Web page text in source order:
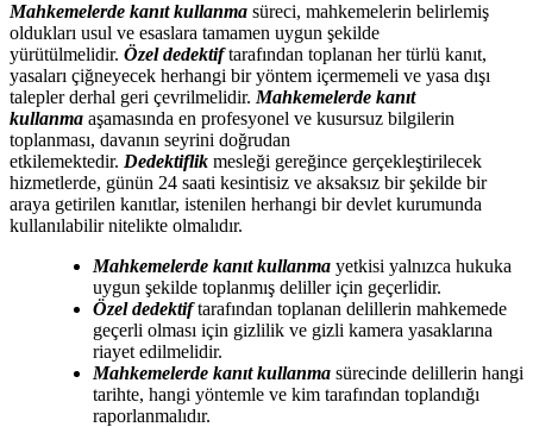
Mahkemelerde kanıt kullanma süreci, mahkemelerin belirlemiş
oldukları usul ve esaslara tamamen uygun şekilde
yürütülmelidir. Özel dedektiftarafından toplanan her türlü kanıt,
yasaları çiğneyecek herhangi bir yöntem içermemeli ve yasa dışı
talepler derhal geri çevrilmelidir. Mahkemelerde kanıt
kullanma aşamasında en profesyonel ve kusursuz bilgilerin
toplanması, davanın seyrini doğrudan
etkilemektedir. Dedektiflik mesleği gereğince gerçekleştirilecek
hizmetlerde, günün 24 saati kesintisiz ve aksaksız bir şekilde bir
araya getirilen kanıtlar, istenilen herhangi bir devlet kurumunda
kullanılabilir nitelikte olmalıdır.
Mahkemelerde kanıt kullanma yetkisi yalnızca hukuka
uygun şekilde toplanmış deliller için geçerlidir.
Özel dedektiftarafından toplanan delillerin mahkemede
geçerli olması için gizlilik ve gizli kamera yasaklarına
riayet edilmelidir.
Mahkemelerde kanıt kullanma sürecinde delillerin hangi
tarihte, hangi yöntemle ve kim tarafından toplandığı
raporlanmalıdır.